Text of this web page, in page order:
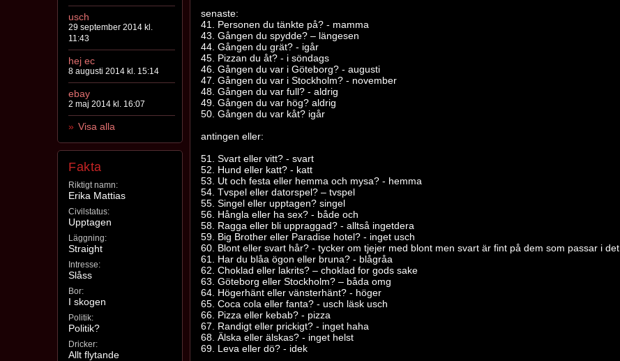
usch
29 september 2014 kl.
11:43
hej ec
8 augusti 2014 kl. 15:14
ebay
2 maj 2014 kl. 16:07
Visa alla
Fakta
Riktigt namn:
Erika Mattias
Civilstatus:
Upptagen
Läggning:
Straight
Intresse:
Slåss
Bor:
I skogen
Politik:
Politik?
Dricker:
Allt flytande
senaste:
41. Personen du tänkte på? - mamma
43. Gången du spydde? – längesen
44. Gången du grät? - igår
45. Pizzan du åt? - i söndags
46. Gången du var i Göteborg? - augusti
47. Gången du var i Stockholm? - november
48. Gången du var full? - aldrig
49. Gången du var hög? aldrig
50. Gången du var kåt? igår
antingen eller:
51. Svart eller vitt? - svart
52. Hund eller katt? - katt
53. Ut och festa eller hemma och mysa? - hemma
54. Tvspel eller datorspel? – tvspel
55. Singel eller upptagen? singel
56. Hångla eller ha sex? - både och
58. Ragga eller bli uppraggad? - alltså ingetdera
59. Big Brother eller Paradise hotel? - inget usch
60. Blont eller svart hår? - tycker om tjejer med blont men svart är fint på dem som passar i det
61. Har du blåa ögon eller bruna? - blågråa
62. Choklad eller lakrits? – choklad for gods sake
63. Göteborg eller Stockholm? – båda omg
64. Högerhänt eller vänsterhänt? - höger
65. Coca cola eller fanta? - usch läsk usch
66. Pizza eller kebab? - pizza
67. Randigt eller prickigt? - inget haha
68. Älska eller älskas? - inget helst
69. Leva eller dö? - idek